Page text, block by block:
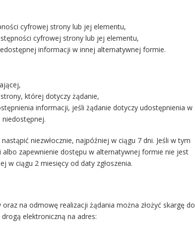
cyfrowej strony lub jej elementu,
cyfrowej strony lub jej elementu,
informacji w innej alternatywnej formie.
której dotyczy żądanie,
informacji, jeśli żądanie dotyczy udostępnienia w
niezwłocznie, najpóźniej w ciągu 7 dni. Jeśli w tym
zapewnienie dostępu w alternatywnej formie nie jest
w ciągu 2 miesięcy od daty zgłoszenia.
na odmowę realizacji żądania można złożyć skargę do
elektroniczną na adres: